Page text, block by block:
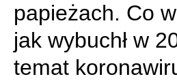
papieżach. Co
jak wybuchł w
temat